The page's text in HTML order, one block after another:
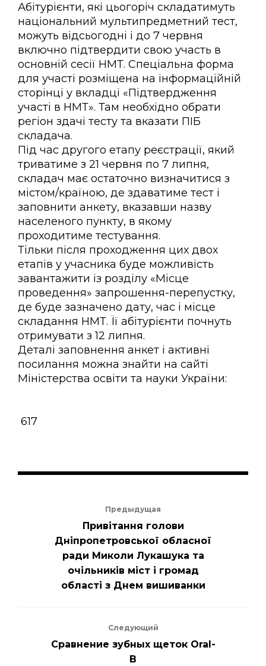
Абітурієнти, які цьогоріч складатимуть
національний мультипредметний тест,
можуть відсьогодні і до 7 червня
включно підтвердити свою участь в
основній сесії НМТ. Спеціальна форма
для участі розміщена на інформаційній
сторінці у вкладці «Підтвердження
участі в НМТ». Там необхідно обрати
регіон здачі тесту та вказати ПІБ
складача.
Під час другого етапу реєстрації, який
триватиме з 21 червня по 7 липня,
складач має остаточно визначитися з
містом/країною, де здаватиме тест і
заповнити анкету, вказавши назву
населеного пункту, в якому
проходитиме тестування.
Тільки після проходження цих двох
етапів у учасника буде можливість
завантажити із розділу «Місце
проведення» запрошення-перепустку,
де буде зазначено дату, час і місце
складання НМТ. Її абітурієнти почнуть
отримувати з 12 липня.
Деталі заповнення анкет і активні
посилання можна знайти на сайті
Міністерства освіти та науки України:
617
Предыдущая
Привітання голови
Дніпропетровської обласної
ради Миколи Лукашука та
очільників міст і громад
області з Днем вишиванки
Следующий
Сравнение зубных щеток Oral-
B